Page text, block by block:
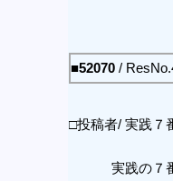
■52070/
□投稿者/ 実践７
実践の７